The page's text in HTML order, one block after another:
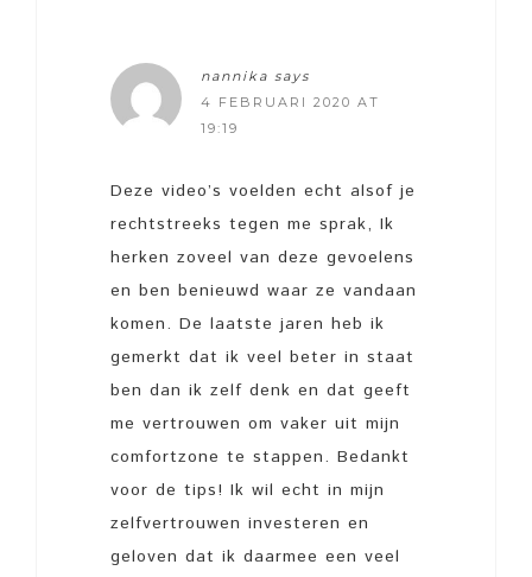
nannika says
4 FEBRUARI 2020 AT
19:19
Deze video’s voelden echt alsof je
rechtstreeks tegen me sprak, Ik
herken zoveel van deze gevoelens
en ben benieuwd waar ze vandaan
komen. De laatste jaren heb ik
gemerkt dat ik veel beter in staat
ben dan ik zelf denk en dat geeft
me vertrouwen om vaker uit mijn
comfortzone te stappen. Bedankt
voor de tips! Ik wil echt in mijn
zelfvertrouwen investeren en
geloven dat ik daarmee een veel